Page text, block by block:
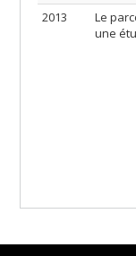
2013
Le
une